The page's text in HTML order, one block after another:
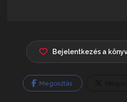
Bejelentkezés a
Megosztás